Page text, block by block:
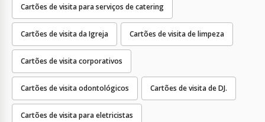
Cartões de visita para serviços de catering
Cartões de visita da Igreja Cartões de visita de limpeza
Cartões de visita corporativos
Cartões de visita odontológicos Cartões de visita de DJ.
Cartões de visita para eletricistas